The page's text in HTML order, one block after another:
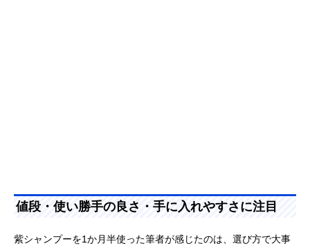
値段・使い勝手の良さ・手に入れやすさに注目
紫シャンプーを1か月半使った筆者が感じたのは、選び方で大事